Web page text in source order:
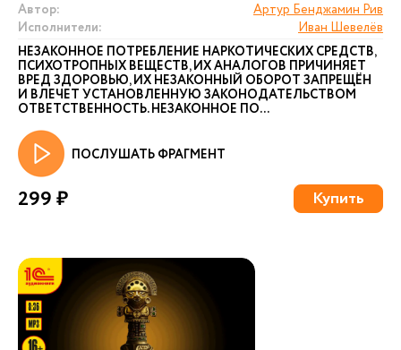
Автор:
Артур Бенджамин Рив
Исполнители:
Иван Шевелёв
НЕЗАКОННОЕ ПОТРЕБЛЕНИЕ НАРКОТИЧЕСКИХ СРЕДСТВ,
ПСИХОТРОПНЫХ ВЕЩЕСТВ, ИХ АНАЛОГОВ ПРИЧИНЯЕТ
ВРЕД ЗДОРОВЬЮ, ИХ НЕЗАКОННЫЙ ОБОРОТ ЗАПРЕЩЁН
И ВЛЕЧЕТ УСТАНОВЛЕННУЮ ЗАКОНОДАТЕЛЬСТВОМ
ОТВЕТСТВЕННОСТЬ. НЕЗАКОННОЕ ПО...
ПОСЛУШАТЬ ФРАГМЕНТ
299 ₽ Купить